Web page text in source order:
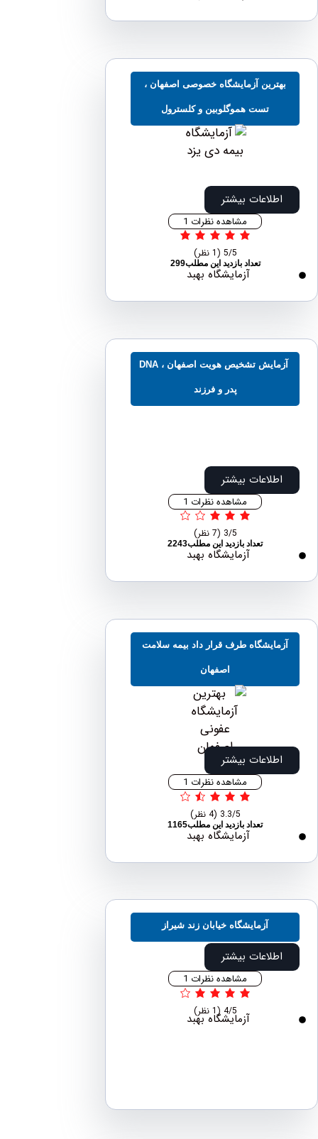
آزمایشگاه خصوصی اصفهان ،
تست هموگلوبین و کلسترول
اطلاعات بیشتر
مشاهده نظرات 1
تعداد بازدید این مطلب299
آزمایشگاه بهبد
آزمایش تشخیص هویت اصفهان ، DNA
پدر و فرزند
اطلاعات بیشتر
مشاهده نظرات 1
تعداد بازدید این مطلب2243
آزمایشگاه بهبد
طرف قرار داد بیمه سلامت
اطلاعات بیشتر
مشاهده نظرات 1
تعداد بازدید این مطلب1165
آزمایشگاه بهبد
آزمایشگاه خیابان زند شیراز
اطلاعات بیشتر
مشاهده نظرات 1
آزمایشگاه بهبد